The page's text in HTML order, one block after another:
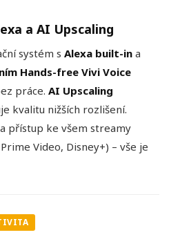
a AI Upscaling
systém s Alexa built-in a
Hands-free Vivi Voice
práce. AI Upscaling
kvalitu nižších rozlišení.
a přístup ke všem streamy
Video, Disney+) – vše je